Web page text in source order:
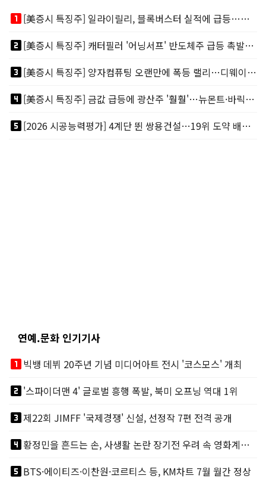
looks_one
[美증시 특징주] 일라이릴리, 블록버스터 실적에 급등…마운자로 매출 폭발
looks_two
[美증시 특징주] 캐터필러 '어닝서프' 반도체주 급등 촉발…"AI 데이터센터 건설 강력"
looks_3
[美증시 특징주] 양자컴퓨팅 오랜만에 폭등 랠리…디웨이브·아이온큐 주도
looks_4
[美증시 특징주] 금값 급등에 광산주 '훨훨'…뉴몬트·바릭마이닝 주도
looks_5
[2026 시공능력평가] 4계단 뛴 쌍용건설…19위 도약 배경엔 ‘재무체력’
연예.문화 인기기사
looks_one빅뱅 데뷔 20주년 기념 미디어아트 전시 '코스모스' 개최
looks_two'스파이더맨 4' 글로벌 흥행 폭발, 북미 오프닝 역대 1위
looks_3제22회 JIMFF '국제경쟁' 신설, 선정작 7편 전격 공개
looks_4
황정민을 흔드는 손, 사생활 논란 장기전 우려 속 영화계도 리스크
looks_5BTS·에이티즈·이찬원·코르티스 등, KM차트 7월 월간 정상